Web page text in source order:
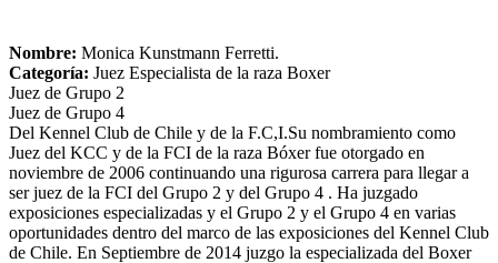
Nombre: Monica Kunstmann Ferretti.
Categoría: Juez Especialista de la raza Boxer
Juez de Grupo 2
Juez de Grupo 4
Del Kennel Club de Chile y de la F.C,I.Su nombramiento como
Juez del KCC y de la FCI de la raza Bóxer fue otorgado en
noviembre de 2006 continuando una rigurosa carrera para llegar a
ser juez de la FCI del Grupo 2 y del Grupo 4 . Ha juzgado
exposiciones especializadas y el Grupo 2 y el Grupo 4 en varias
oportunidades dentro del marco de las exposiciones del Kennel Club
de Chile. En Septiembre de 2014 juzgo la especializada del Boxer